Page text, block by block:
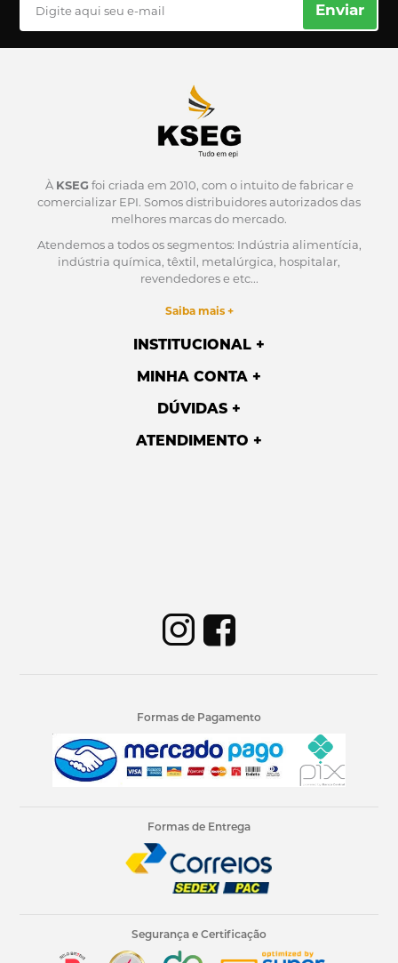
Enviar
À KSEG foi criada em 2010, com o intuito de fabricar e
comercializar EPI. Somos distribuidores autorizados das
melhores marcas do mercado.
Atendemos a todos os segmentos: Indústria alimentícia,
indústria química, têxtil, metalúrgica, hospitalar,
revendedores e etc...
Saiba mais +
INSTITUCIONAL
MINHA CONTA
DÚVIDAS
ATENDIMENTO
Formas de Pagamento
Formas de Entrega
Segurança e Certificação